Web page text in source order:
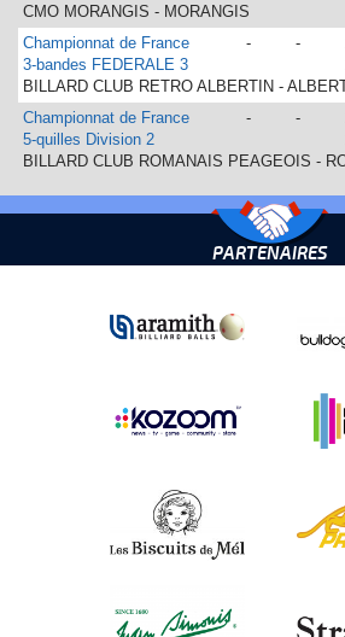
CMO MORANGIS - MORANGIS
Championnat de France
3-bandes FEDERALE 3
- -
BILLARD CLUB RETRO ALBERTIN -
Championnat de France
5-quilles Division 2
- -
BILLARD CLUB ROMANAIS PEAGEOIS -
PARTENAIRES